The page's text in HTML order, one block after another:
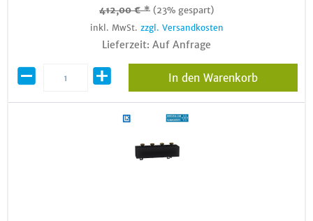
412,00 € * (23% gespart)
inkl. MwSt. zzgl. Versandkosten
Lieferzeit: Auf Anfrage
In den Warenkorb